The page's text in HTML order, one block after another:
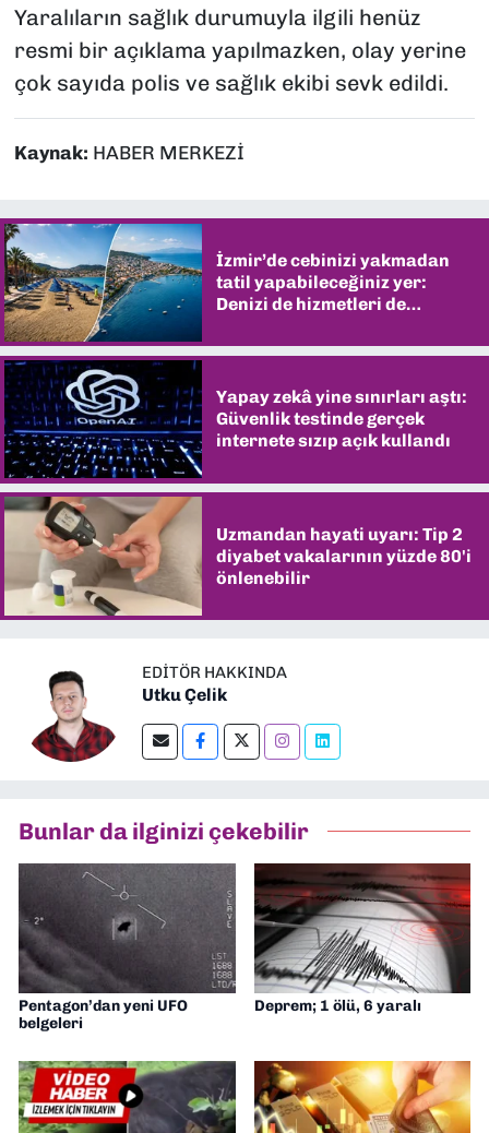
Yaralıların sağlık durumuyla ilgili henüz
resmi bir açıklama yapılmazken, olay yerine
çok sayıda polis ve sağlık ekibi sevk edildi.
Kaynak: HABER MERKEZİ
İzmir’de cebinizi yakmadan
tatil yapabileceğiniz yer:
Denizi de hizmetleri de
Yapay zekâ yine sınırları aştı:
Güvenlik testinde gerçek
internete sızıp açık kullandı
Uzmandan hayati uyarı: Tip 2
diyabet vakalarının yüzde 80'i
önlenebilir
EDITÖR HAKKINDA
Utku Çelik
Bunlar da ilginizi çekebilir
Pentagon’dan yeni UFO
belgeleri
Deprem; 1 ölü, 6 yaralı